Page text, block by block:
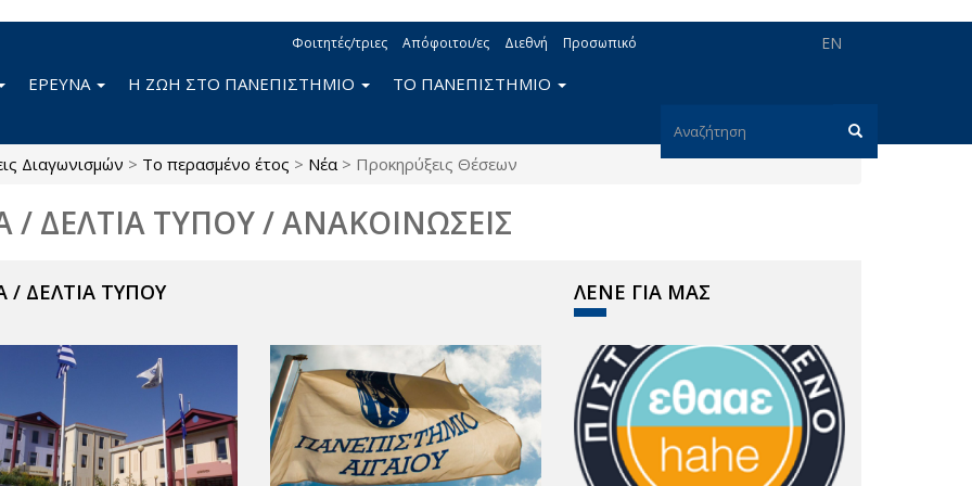
EN
Φοιτητές/τριες Απόφοιτοι/ες Διεθνή Προσωπικό
Φόρμα
ΕΡΕΥΝΑ Η ΖΩΗ ΣΤΟ ΠΑΝΕΠΙΣΤΗΜΙΟ ΤΟ ΠΑΝΕΠΙΣΤΗΜΙΟ
Διαγωνισμών > Το περασμένο έτος > Νέα > Προκηρύξεις Θέσεων
/ ΔΕΛΤΙΑ ΤΥΠΟΥ / ΑΝΑΚΟΙΝΩΣΕΙΣ
/ ΔΕΛΤΙΑ ΤΥΠΟΥ ΛΕΝΕ ΓΙΑ ΜΑΣ